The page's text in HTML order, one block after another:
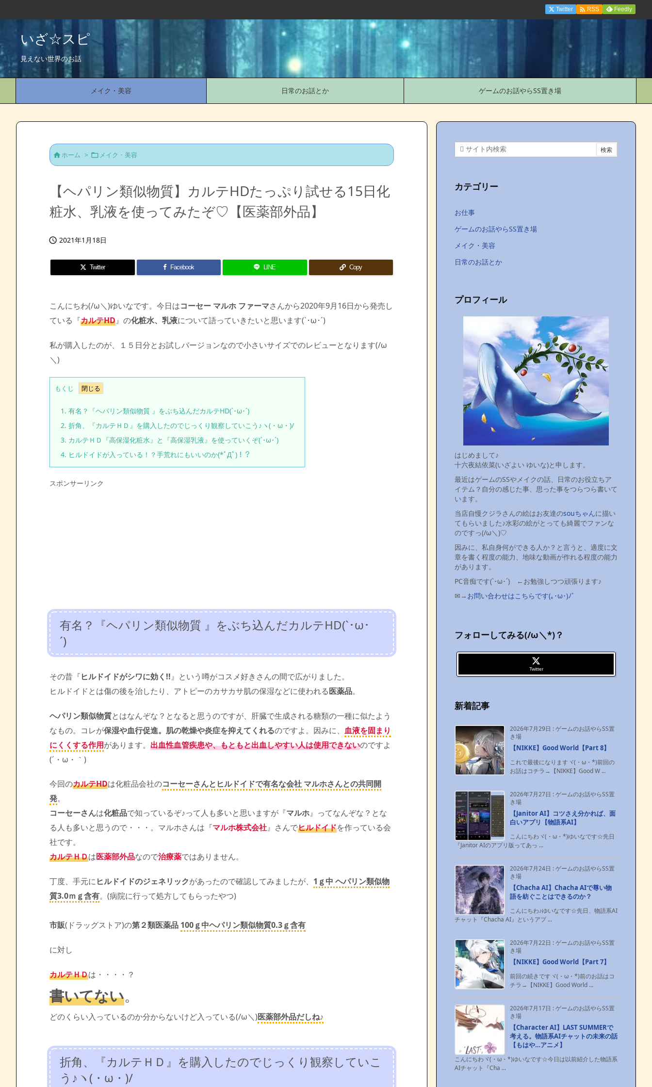
いざ☆スピ
見えない世界のお話
メイク・美容 日常のお話とか ゲームのお話やらSS置き場
Twitter  RSS Feedly
ホーム >  メイク・美容
【ヘパリン類似物質】カルテHDたっぷり試せる15日化
粧水、乳液を使ってみたぞ♡【医薬部外品】
 2021年1月18日
Twitter Facebook LINE Copy
こんにちわ(/ω＼)ゆいなです。今日はコーセー マルホ ファーマさんから2020年9月16日から発売し
ている『カルテHD』の化粧水、乳液について語っていきたいと思います(`･ω･´)ゞ
私が購入したのが、１５日分とお試しバージョンなので小さいサイズでのレビューとなります(/ω
＼)
もくじ
1. 有名？『ヘパリン類似物質 』をぶち込んだカルテHD(`･ω･´)ゞ
2. 折角、『カルテＨＤ』を購入したのでじっくり観察していこう♪ヽ(・ω・)/
3. カルテＨＤ『高保湿化粧水』と『高保湿乳液』を使っていくぞ(`･ω･´)ゞ
4. ヒルドイドが入っている！？手荒れにもいいのか(*ﾟДﾟ)！？
スポンサーリンク
有名？『ヘパリン類似物質 』をぶち込んだカルテHD(`･ω･
´)ゞ
その昔『ヒルドイドがシワに効く!!』という噂がコスメ好きさんの間で広がりました。
ヒルドイドとは傷の後を治したり、アトピーのカサカサ肌の保湿などに使われる医薬品。
ヘパリン類似物質とはなんぞな？となると思うのですが、肝臓で生成される糖類の一種に似たよう
なもの。コレが保湿や血行促進。肌の乾燥や炎症を抑えてくれるのですよ。因みに、 血液を固まり
にくくする作用があります。 出血性血管疾患や、もともと出血しやすい人は使用できないのですよ
(´・ω・｀)
今回のカルテHDは化粧品会社のコーセーさんとヒルドイドで有名な会社 マルホさんとの共同開
発。
コーセーさんは化粧品で知っているぞ♪って人も多いと思いますが『マルホ』ってなんぞな？とな
る人も多いと思うので・・・。マルホさんは『マルホ株式会社』さんでヒルドイドを作っている会
社です。
カルテＨＤは医薬部外品なので治療薬ではありません。
丁度、手元にヒルドイドのジェネリックがあったので確認してみましたが、 1ｇ中 ヘパリン類似物
質3.0ｍｇ含有。(病院に行って処方してもらったやつ)
市販(ドラッグストア)の第２類医薬品 100ｇ中ヘパリン類似物質0.3ｇ含有
に対し
カルテＨＤは・・・・？
書いてない。
どのくらい入っているのか分からないけど入っている(/ω＼)医薬部外品だしね♪
折角、『カルテＨＤ』を購入したのでじっくり観察していこ
う♪ヽ(・ω・)/
カテゴリー
お仕事
ゲームのお話やらSS置き場
メイク・美容
日常のお話とか
プロフィール
はじめまして♪
十六夜結依菜(いざよい ゆいな)と申します。
最近はゲームのSSやメイクの話、日常のお役立ちア
イテム？自分の感じた事、思った事をつらつら書いて
います。
当店自慢クジラさんの絵はお友達のsouちゃんに描い
てもらいました♪水彩の絵がとっても綺麗でファンな
のですっ(/ω＼)♡
因みに、私自身何ができる人か？と言うと、適度に文
章を書く程度の能力、地味な動画が作れる程度の能力
があります。
PC音痴です(`･ω･´)ゞ←お勉強しつつ頑張ります♪
✉→ お問い合わせはこちらです(｡･ω･)ﾉﾞ
フォローしてみる(/ω＼*)？
Twitter
新着記事
2026年7月29日 :ゲームのお話やらSS置
き場
【NIKKE】Good World【Part 8】
これで最後になりますヾ(・ω・*)前回の
お話はコチラ→【NIKKE】Good W ...
2026年7月27日 :ゲームのお話やらSS置
き場
【Janitor AI】コツさえ分かれば、面
白いアプリ【物語系AI】
こんにちわヾ(・ω・*)ゆいなです☆先日
『Janitor AIのアプリ版ってあっ ...
2026年7月24日 :ゲームのお話やらSS置
き場
【Chacha AI】Chacha AIで尊い物
語を紡ぐことはできるのか？
こんにちわ♪ゆいなです☆先日、物語系AI
チャット『Chacha AI』というアプ ...
2026年7月22日 :ゲームのお話やらSS置
き場
【NIKKE】Good World【Part 7】
前回の続きですヾ(・ω・*)前のお話はコ
チラ→【NIKKE】Good World ...
2026年7月17日 :ゲームのお話やらSS置
き場
【Character AI】LAST SUMMERで
考える。物語系AIチャットの未来の話
【もはや…アニメ】
こんにちわヾ(・ω・*)ゆいなです☆今日は以前紹介した物語系
AIチャット『Cha ...